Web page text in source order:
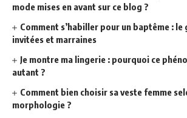
mode mises en avant sur ce blog ?
Comment s’habiller pour un baptême :
invitées et marraines
Je montre ma lingerie : pourquoi ce
autant ?
Comment bien choisir sa veste femme
morphologie ?